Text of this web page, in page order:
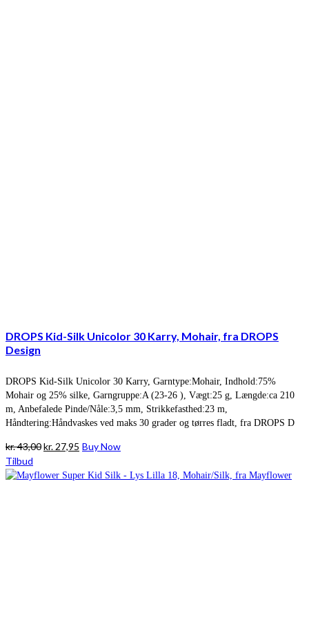
DROPS Kid-Silk Unicolor 30 Karry, Mohair, fra DROPS
Design
DROPS Kid-Silk Unicolor 30 Karry, Garntype:Mohair, Indhold:75%
Mohair og 25% silke, Garngruppe:A (23-26 ), Vægt:25 g, Længde:ca 210
m, Anbefalede Pinde/Nåle:3,5 mm, Strikkefasthed:23 m,
Håndtering:Håndvaskes ved maks 30 grader og tørres fladt, fra DROPS D
kr.43,00Den
pris
kr. 27,95 Den
pris
Buy Now
Tilbud